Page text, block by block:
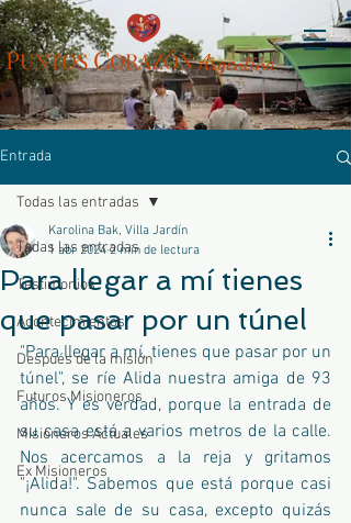
PUNTOSCORAZÓNArgentina
Entrada
Todas las entradas
Testimonios
Acontecimientos
Después de la misión
Futuros Misioneros
Misioneros Actuales
Ex Misioneros
Todas las entradas
Para llegar a mí tienes
que pasar por un túnel
Karolina Bak, Villa Jardín
1 abr 2024 2 min de lectura
"Para llegar a mí, tienes que pasar por un
túnel", se ríe Alida nuestra amiga de 93
años. Y es verdad, porque la entrada de
su casa está a varios metros de la calle.
Nos acercamos a la reja y gritamos
"¡Alida!". Sabemos que está porque casi
nunca sale de su casa, excepto quizás